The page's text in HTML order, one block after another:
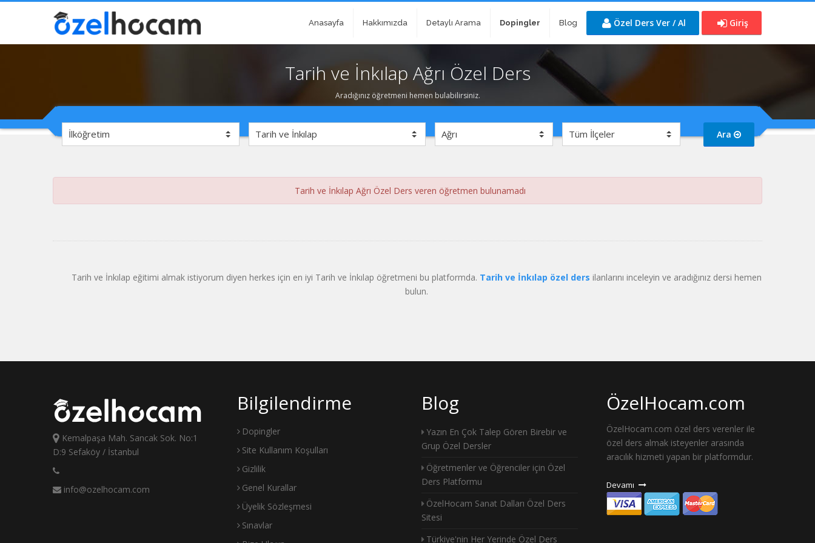
Anasayfa Hakkımızda Detaylı Arama Dopingler Blog Özel Ders Ver / Al Giriş
Tarih ve İnkılap Ağrı Özel Ders
Aradığınız öğretmeni hemen bulabilirsiniz.
Ara
Tarih ve İnkılap Ağrı Özel Ders veren öğretmen bulunamadı
Tarih ve İnkılap eğitimi almak istiyorum diyen herkes için en iyi Tarih ve İnkılap öğretmeni bu platformda. Tarih ve İnkılap özel ders ilanlarını inceleyin ve aradığınız dersi hemen
bulun.
Kemalpaşa Mah. Sancak Sok. No:1
D:9 Sefaköy / İstanbul
info@ozelhocam.com
Bilgilendirme
Dopingler
Site Kullanım Koşulları
Gizlilik
Genel Kurallar
Üyelik Sözleşmesi
Sınavlar
Blog
Yazın En Çok Talep Gören Birebir ve
Grup Özel Dersler
Öğretmenler ve Öğrenciler için Özel
Ders Platformu
ÖzelHocam Sanat Dalları Özel Ders
Sitesi
Türkiye'nin Her Yerinde Özel Ders
ÖzelHocam.com
ÖzelHocam.com özel ders verenler ile
özel ders almak isteyenler arasında
aracılık hizmeti yapan bir platformdur.
Devamı